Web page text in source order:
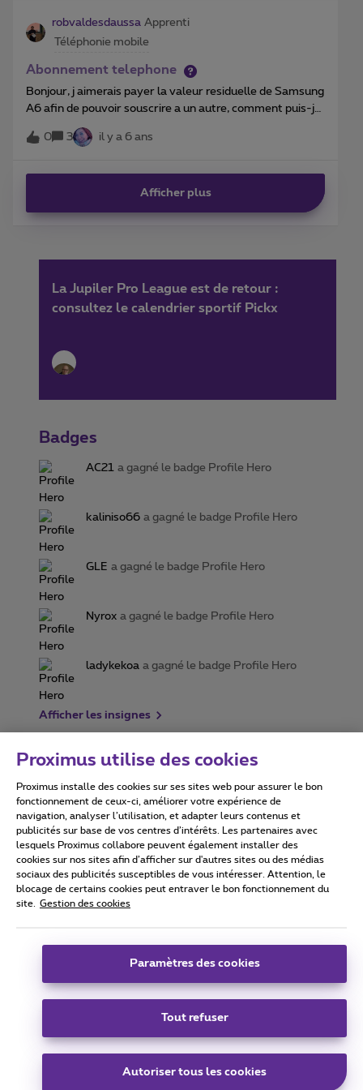
style. Je me pose donc la question, que dois je faire ?
robvaldesdaussa Apprenti
Téléphonie mobile
Abonnement telephone
Bonjour, j aimerais payer la valeur residuelle de Samsung
A6 afin de pouvoir souscrire a un autre, comment puis-je
faire cela? Merci de votre retour.
0
3 il y a 6 ans
Afficher plus
La Jupiler Pro League est de retour :
consultez le calendrier sportif Pickx
Badges
AC21 a gagné le badge Profile Hero
kaliniso66 a gagné le badge Profile Hero
GLE a gagné le badge Profile Hero
Nyrox a gagné le badge Profile Hero
ladykekoa a gagné le badge Profile Hero
Afficher les insignes
Conditions d'utilisation Accessibility statement
Tous droits réservés. © 2026
Conditions générales, info consommateur
Coordonnées de l’entreprise
Boulevard du Roi Albert II 27 - B-1030 Bruxelles.
Carrier & Wholesale Solutions
|Telindus
Proximus utilise des cookies
Proximus installe des cookies sur ses sites web pour assurer le bon
fonctionnement de ceux-ci, améliorer votre expérience de
navigation, analyser l’utilisation, et adapter leurs contenus et
publicités sur base de vos centres d’intérêts. Les partenaires avec
lesquels Proximus collabore peuvent également installer des
cookies sur nos sites afin d’afficher sur d'autres sites ou des médias
sociaux des publicités susceptibles de vous intéresser. Attention, le
blocage de certains cookies peut entraver le bon fonctionnement du
site.
Gestion des cookies
Paramètres des cookies
Tout refuser
Autoriser tous les cookies